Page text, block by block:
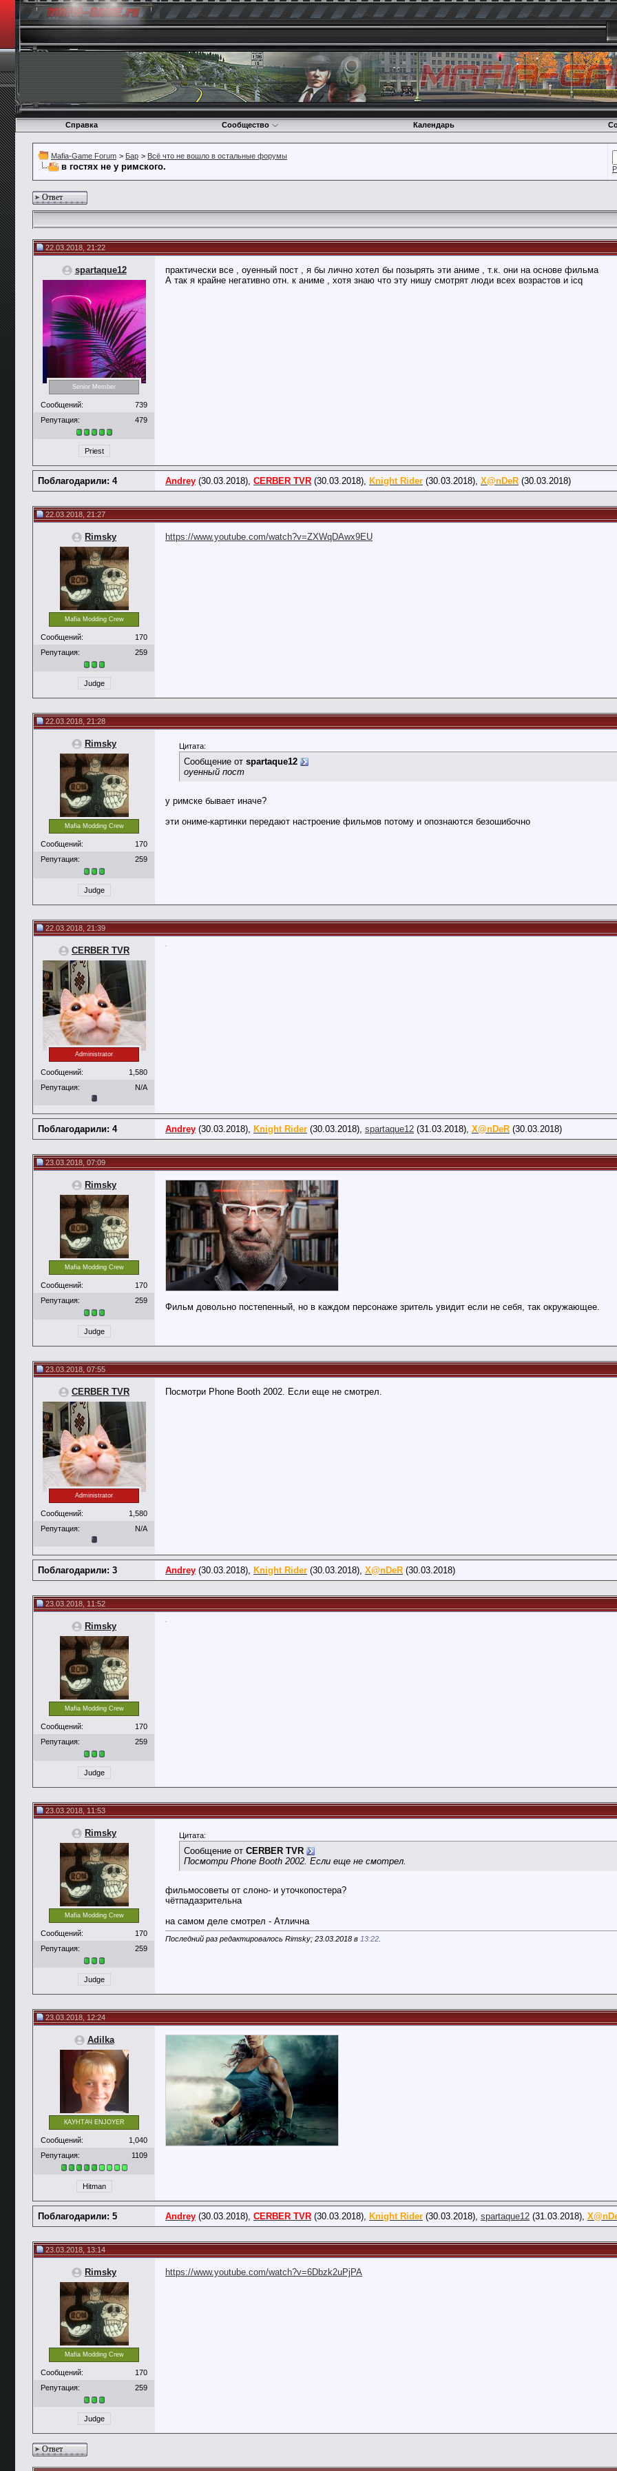
Справка Сообщество Календарь
Mafia-Game Forum > Бар > Всё что не вошло в остальные форумы
в гостях не у римского.
Ответ
22.03.2018, 21:22
spartaque12
Senior Member
Сообщений:
739
Репутация:
479
Priest
практически все , оуенный пост , я бы лично хотел бы позырять эти аниме , т.к. они на основе фильма
А так я крайне негативно отн. к аниме , хотя знаю что эту нишу смотрят люди всех возрастов и icq
Поблагодарили: 4 Andrey (30.03.2018), CERBER TVR (30.03.2018), Knight Rider (30.03.2018), X@nDeR (30.03.2018)
22.03.2018, 21:27
Rimsky
Mafia Modding Crew
Сообщений:
170
Репутация:
259
Judge
https://www.youtube.com/watch?v=ZXWqDAwx9EU
22.03.2018, 21:28
Rimsky
Mafia Modding Crew
Сообщений:
170
Репутация:
259
Judge
Цитата:
Сообщение от spartaque12
оуенный пост
у римске бывает иначе?
эти ониме-картинки передают настроение фильмов потому и опознаются безошибочно
22.03.2018, 21:39
CERBER TVR
Administrator
Сообщений:
1,580
Репутация:
N/A
Поблагодарили: 4 Andrey (30.03.2018), Knight Rider (30.03.2018), spartaque12 (31.03.2018), X@nDeR (30.03.2018)
23.03.2018, 07:09
Rimsky
Mafia Modding Crew
Сообщений:
170
Репутация:
259
Judge
Фильм довольно постепенный, но в каждом персонаже зритель увидит если не себя, так окружающее.
23.03.2018, 07:55
CERBER TVR
Administrator
Сообщений:
1,580
Репутация:
N/A
Посмотри Phone Booth 2002. Если еще не смотрел.
Поблагодарили: 3 Andrey (30.03.2018), Knight Rider (30.03.2018), X@nDeR (30.03.2018)
23.03.2018, 11:52
Rimsky
Mafia Modding Crew
Сообщений:
170
Репутация:
259
Judge
23.03.2018, 11:53
Rimsky
Mafia Modding Crew
Сообщений:
170
Репутация:
259
Judge
Цитата:
Сообщение от CERBER TVR
Посмотри Phone Booth 2002. Если еще не смотрел.
фильмосоветы от слоно- и уточкопостера?
чётпадазрительна
на самом деле смотрел - Атлична
Последний раз редактировалось Rimsky; 23.03.2018 в 13:22
23.03.2018, 12:24
Adilka
КАУНТАЧ ENJOYER
Сообщений:
1,040
Репутация:
1109
Hitman
Поблагодарили: 5 Andrey (30.03.2018), CERBER TVR (30.03.2018), Knight Rider (30.03.2018), spartaque12 (31.03.2018),
23.03.2018, 13:14
Rimsky
Mafia Modding Crew
Сообщений:
170
Репутация:
259
Judge
https://www.youtube.com/watch?v=6Dbzk2uPjPA
Ответ